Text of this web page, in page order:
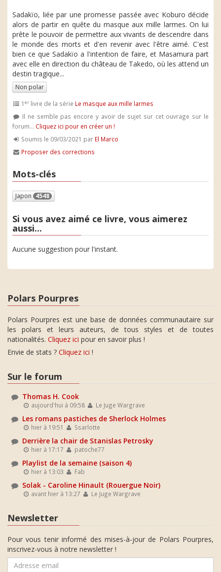
Sadakïo, liée par une promesse passée avec Koburo décide
alors de partir en quête du masque aux mille larmes. On lui
prête le pouvoir de permettre aux vivants de descendre dans
le monde des morts et d'en revenir avec l'être aimé. C'est
bien ce que Sadakïo a l'intention de faire, et Masamura part
avec elle en direction du château de Takedo, où les attend un
destin tragique...
Non polar
1er livre de la série Le masque aux mille larmes
Il ne semble pas encore y avoir de sujet sur cet ouvrage sur le
forum... Cliquez ici pour en créer un !
Soumis le 09/03/2021 par El Marco
Proposer des corrections
Mots-clés
Japon 4548
Si vous avez aimé ce livre, vous aimerez
aussi...
Aucune suggestion pour l'instant.
Polars Pourpres
Polars Pourpres est une base de données communautaire sur
les polars et leurs auteurs, de tous styles et de toutes
nationalités. Cliquez ici pour en savoir plus !
Envie de stats ? Cliquez ici !
Sur le forum
Thomas H. Cook
aujourd'hui à 09:58 Le Juge Wargrave
Les romans pastiches de Sherlock Holmes
hier à 19:51 Ssarlotte
Derrière la chair de Stanislas Petrosky
hier à 17:17 patoche77
Playlist de la semaine (saison 4)
hier à 13:03 Fab
Solak - Caroline Hinault (Rouergue Noir)
avant hier à 13:27 Le Juge Wargrave
Newsletter
Pour vous tenir informé des mises-à-jour de Polars Pourpres,
inscrivez-vous à notre newsletter !